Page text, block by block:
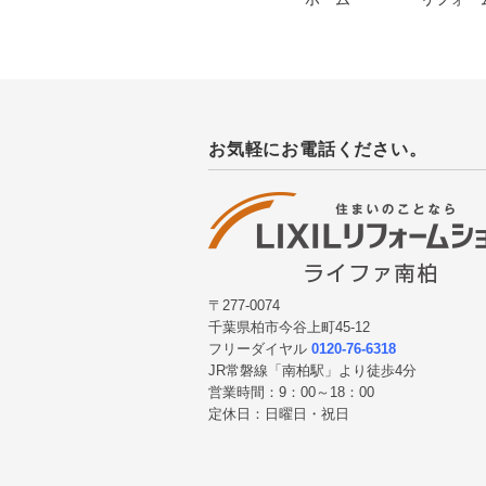
お気軽にお電話ください。
〒277-0074
千葉県柏市今谷上町45-12
フリーダイヤル 0120-76-6318
JR常磐線「南柏駅」より徒歩4分
営業時間：9：00～18：00
定休日：日曜日・祝日